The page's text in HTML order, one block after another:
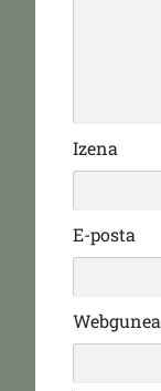
Izena
E-posta
Webgunea